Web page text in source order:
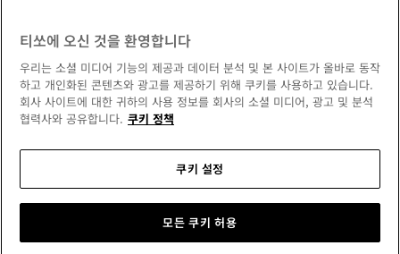
우리의 약속
소셜 미디어에서 만나보세요
국가/지역 변경
티쏘에 오신 것을 환영합니다
우리는 소셜 미디어 기능의 제공과 데이터 분석 및 본 사이트가 올바로 동작
하고 개인화된 콘텐츠와 광고를 제공하기 위해 쿠키를 사용하고 있습니다.
회사 사이트에 대한 귀하의 사용 정보를 회사의 소셜 미디어, 광고 및 분석
협력사와 공유합니다. 쿠키 정책
쿠키 설정
모든 쿠키 허용